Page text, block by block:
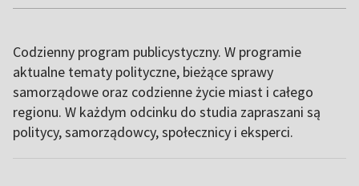
Codzienny program publicystyczny. W programie
aktualne tematy polityczne, bieżące sprawy
samorządowe oraz codzienne życie miast i całego
regionu. W każdym odcinku do studia zapraszani są
politycy, samorządowcy, społecznicy i eksperci.